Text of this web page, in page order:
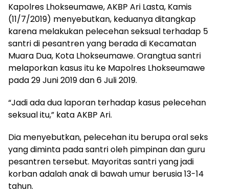
Kapolres Lhokseumawe, AKBP Ari Lasta, Kamis
(11/7/2019) menyebutkan, keduanya ditangkap
karena melakukan pelecehan seksual terhadap 5
santri di pesantren yang berada di Kecamatan
Muara Dua, Kota Lhokseumawe. Orangtua santri
melaporkan kasus itu ke Mapolres Lhokseumawe
pada 29 Juni 2019 dan 6 Juli 2019.
“Jadi ada dua laporan terhadap kasus pelecehan
seksual itu,” kata AKBP Ari.
Dia menyebutkan, pelecehan itu berupa oral seks
yang diminta pada santri oleh pimpinan dan guru
pesantren tersebut. Mayoritas santri yang jadi
korban adalah anak di bawah umur berusia 13-14
tahun.